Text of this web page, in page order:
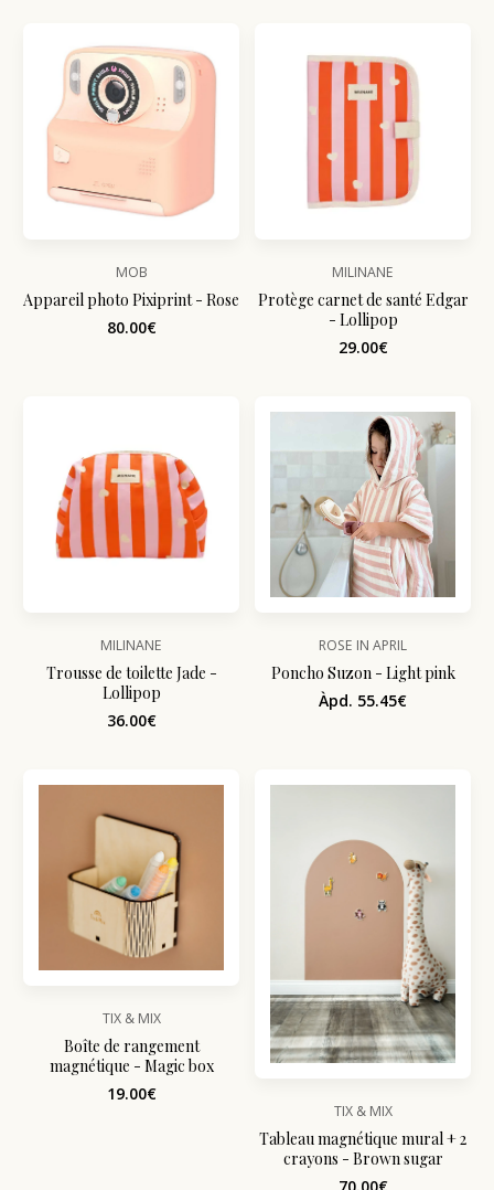
MOB
Appareil photo Pixiprint - Rose
80.00€
MILINANE
Protège carnet de santé Edgar
- Lollipop
29.00€
MILINANE
Trousse de toilette Jade -
Lollipop
36.00€
ROSE IN APRIL
Poncho Suzon - Light pink
Àpd. 55.45€
TIX & MIX
Boîte de rangement
magnétique - Magic box
19.00€
TIX & MIX
Tableau magnétique mural + 2
crayons - Brown sugar